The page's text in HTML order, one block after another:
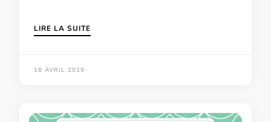
LIRE LA SUITE
18 AVRIL 2019